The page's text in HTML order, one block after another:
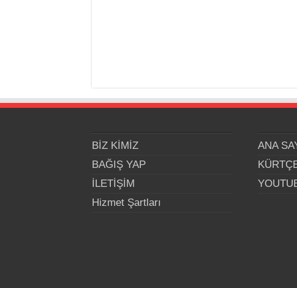
BİZ KİMİZ
BAĞIŞ YAP
İLETİŞİM
Hizmet Şartları
ANA